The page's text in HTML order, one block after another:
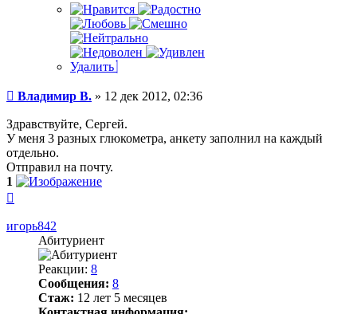
Удалить
Сообщение
Владимир В. » 12 дек 2012, 02:36
Здравствуйте, Сергей.
У меня 3 разных глюкометра, анкету заполнил на каждый
отдельно.
Отправил на почту.
1
началу
игорь842
Абитуриент
Реакции: 8
Сообщения: 8
Стаж: 12 лет 5 месяцев